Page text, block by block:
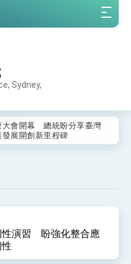
Sydney,
美交流合作
大會開幕 總統盼分享臺灣
展開創新里程碑
敘 盼化分歧為團結、為
性演習 盼強化整合應